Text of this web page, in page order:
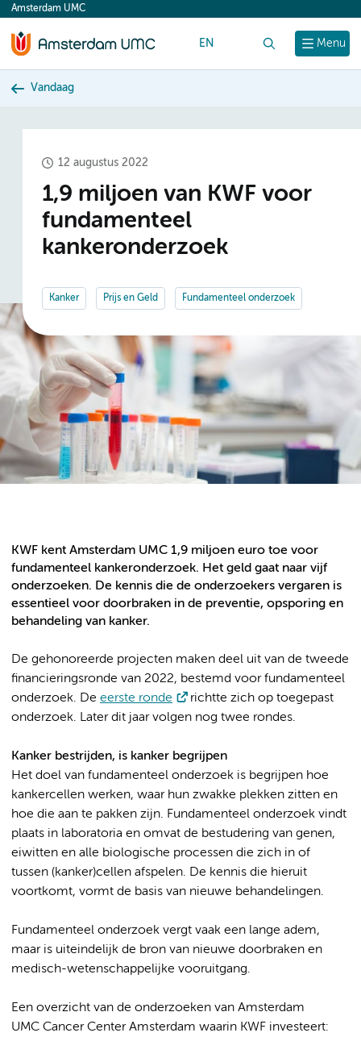
content
Menu
Amsterdam UMC
EN
Vandaag
12 augustus 2022
1,9 miljoen van KWF voor
fundamenteel
kankeronderzoek
Kanker Prijs en Geld Fundamenteel onderzoek
KWF kent Amsterdam UMC 1,9 miljoen euro toe voor
fundamenteel kankeronderzoek. Het geld gaat naar vijf
onderzoeken. De kennis die de onderzoekers vergaren is
essentieel voor doorbraken in de preventie, opsporing en
behandeling van kanker.
De gehonoreerde projecten maken deel uit van de tweede
financieringsronde van 2022, bestemd voor fundamenteel
onderzoek. De eerste ronde
richtte zich op toegepast
onderzoek. Later dit jaar volgen nog twee rondes.
Kanker bestrijden, is kanker begrijpen
Het doel van fundamenteel onderzoek is begrijpen hoe
kankercellen werken, waar hun zwakke plekken zitten en
hoe die aan te pakken zijn. Fundamenteel onderzoek vindt
plaats in laboratoria en omvat de bestudering van genen,
eiwitten en alle biologische processen die zich in of
tussen (kanker)cellen afspelen. De kennis die hieruit
voortkomt, vormt de basis van nieuwe behandelingen.
Fundamenteel onderzoek vergt vaak een lange adem,
maar is uiteindelijk de bron van nieuwe doorbraken en
medisch-wetenschappelijke vooruitgang.
Een overzicht van de onderzoeken van Amsterdam
UMC Cancer Center Amsterdam waarin KWF investeert: